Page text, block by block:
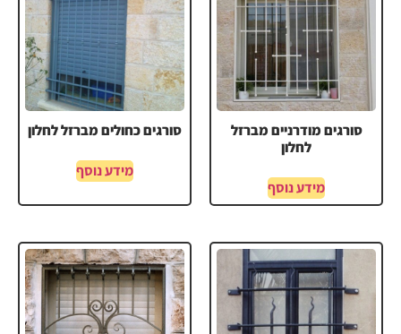
סורגים מודרניים מברזל
לחלון
מידע נוסף
סורגים כחולים מברזל לחלון
מידע נוסף